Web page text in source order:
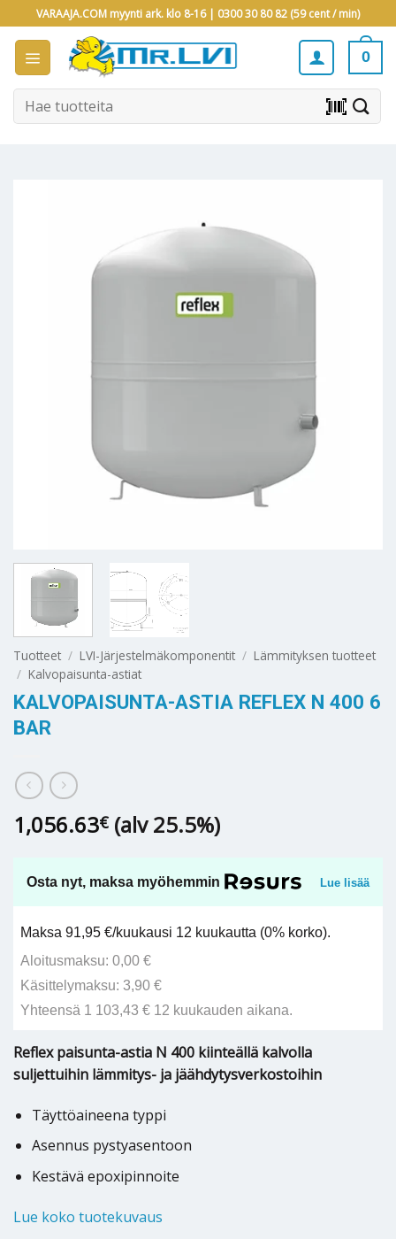
to
content
VARAAJA.COM myynti ark. klo 8-16 | 0300 30 80 82 (59 cent / min)
0
Etsi: barcode_scanner
Tuotteet / LVI-Järjestelmäkomponentit / Lämmityksen tuotteet
/ Kalvopaisunta-astiat
KALVOPAISUNTA-ASTIA REFLEX N 400 6
BAR
1,056.63€ (alv 25.5%)
Osta nyt, maksa myöhemmin Lue lisää
Maksa 91,95 €/kuukausi 12 kuukautta (0% korko).
Aloitusmaksu: 0,00 €
Käsittelymaksu: 3,90 €
Yhteensä 1 103,43 € 12 kuukauden aikana.
Reflex paisunta-astia N 400 kiinteällä kalvolla
suljettuihin lämmitys- ja jäähdytysverkostoihin
Täyttöaineena typpi
Asennus pystyasentoon
Kestävä epoxipinnoite
Lue koko tuotekuvaus